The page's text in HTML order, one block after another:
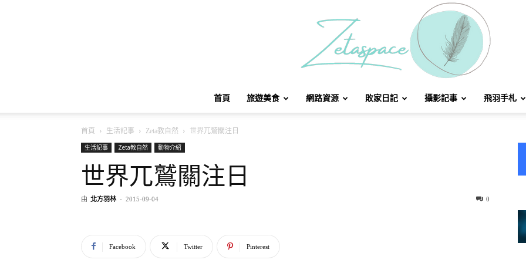
首頁 旅遊美食 網路資源 敗家日記 攝影記事 飛羽手札
首頁 生活記事 Zeta教自然
世界兀鷲關注日
生活記事
Zeta教自然 動物介紹
世界兀鷲關注日
由 北方羽林 - 2015-09-04 0
Facebook Twitter Pinterest